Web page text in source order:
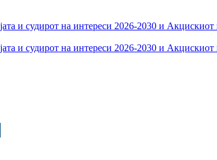
и судирот на интереси 2026-2030 и
и судирот на интереси 2026-2030 и